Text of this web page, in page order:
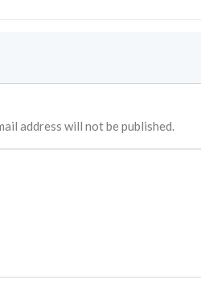
address will not be published.